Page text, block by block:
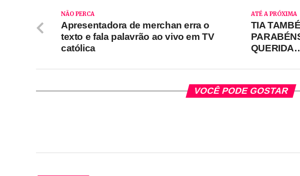
ATÉ A PRÓXIMA
TIA
NÃO PERCA
Apresentadora de merchan erra o
texto e fala palavrão ao vivo em TV
católica
VOCÊ PODE GOSTAR